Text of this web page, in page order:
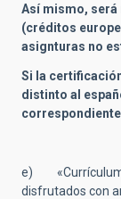
Así mismo, será
(créditos
asignturas no
Si la
distinto al
e) «Currículum
disfrutados con